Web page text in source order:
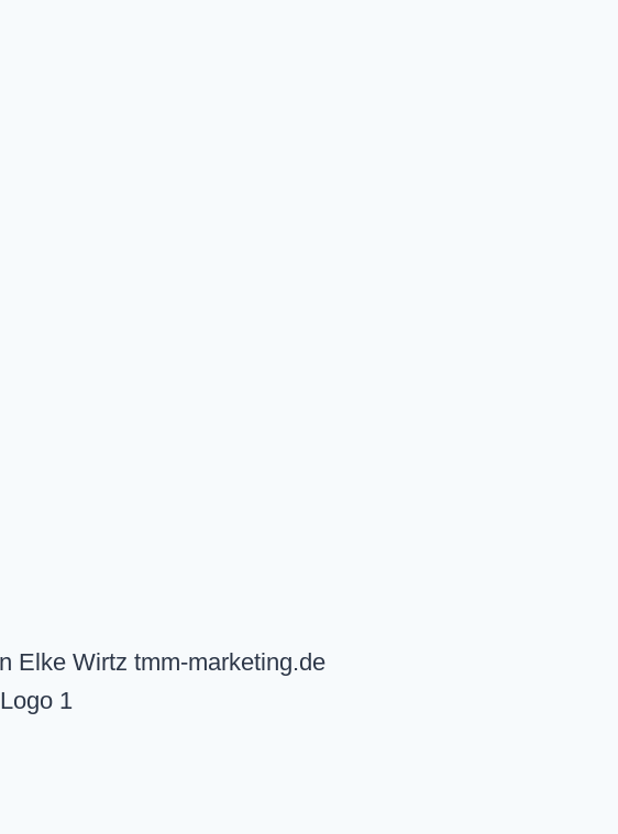
Elke Wirtz tmm-marketing.de